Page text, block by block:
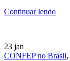
Continuar lendo
23 jan
CONFEP no Brasil,